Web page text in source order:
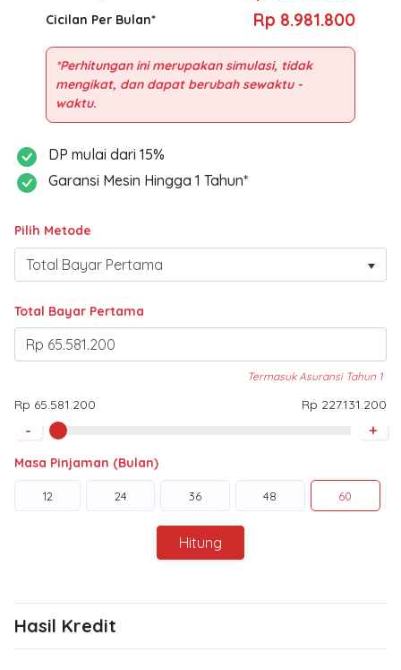
Cicilan Per Bulan* Rp 8.981.800
*Perhitungan ini merupakan simulasi, tidak
mengikat, dan dapat berubah sewaktu -
DP mulai dari 15%
Garansi Mesin Hingga 1 Tahun*
Pilih Metode
Total Bayar Pertama
Termasuk Asuransi Tahun 1
Rp 65.581.200 Rp 227.131.200
- +
Masa Pinjaman (Bulan)
12 24 36 48 60
Hitung
Hasil Kredit